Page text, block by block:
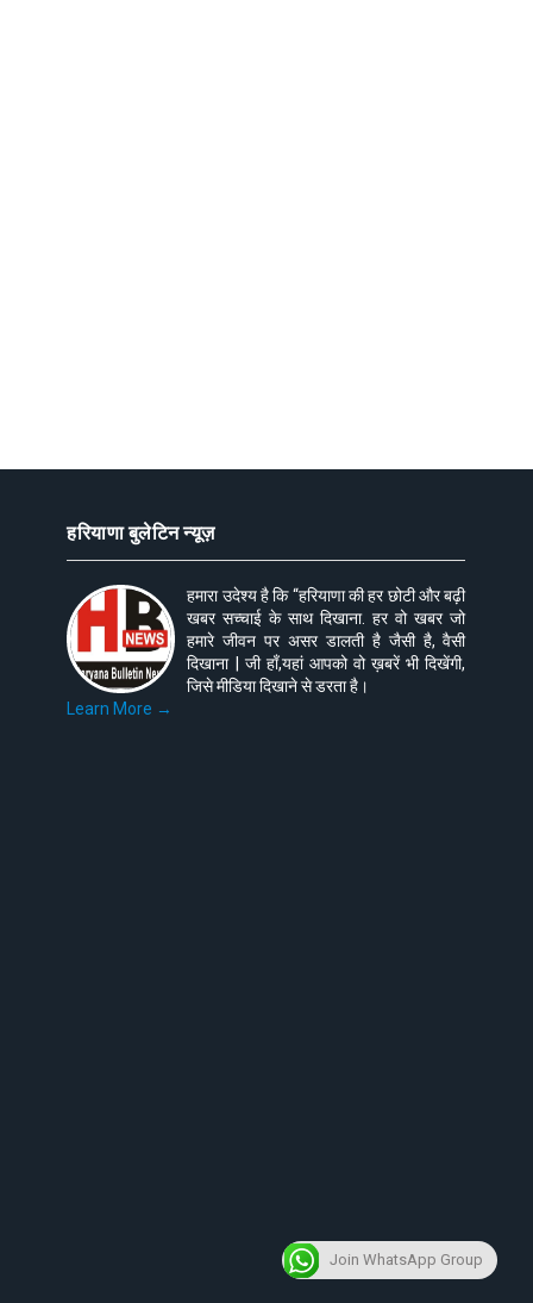
हरियाणा बुलेटिन न्यूज़
हमारा उदेश्य है कि “हरियाणा की हर छोटी और बढ़ी
खबर सच्चाई के साथ दिखाना. हर वो खबर जो
हमारे जीवन पर असर डालती है जैसी है, वैसी
दिखाना | जी हाँ,यहां आपको वो ख़बरें भी दिखेंगी,
जिसे मीडिया दिखाने से डरता है।
Learn More →
Join WhatsApp Group